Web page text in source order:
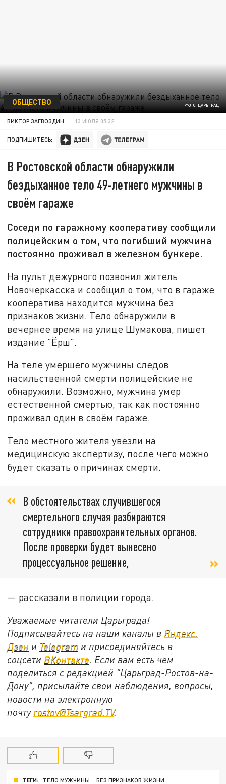
ФОТО: ЦАРЬГРАД
ОБЩЕСТВО
ВИКТОР ЗАГВОЗДИН 13 ИЮЛЯ 05:32
ПОДПИШИТЕСЬ:
В Ростовской области обнаружили
бездыханное тело 49-летнего мужчины в
своём гараже
Соседи по гаражному кооперативу сообщили
полицейским о том, что погибший мужчина
постоянно проживал в железном бункере.
На пульт дежурного позвонил житель
Новочеркасска и сообщил о том, что в гараже
кооператива находится мужчина без
признаков жизни. Тело обнаружили в
вечернее время на улице Шумакова, пишет
издание "Ёрш".
На теле умершего мужчины следов
насильственной смерти полицейские не
обнаружили. Возможно, мужчина умер
естественной смертью, так как постоянно
проживал один в своём гараже.
Тело местного жителя увезли на
медицинскую экспертизу, после чего можно
будет сказать о причинах смерти.
В обстоятельствах случившегося
смертельного случая разбираются
сотрудники правоохранительных органов.
После проверки будет вынесено
процессуальное решение,
— рассказали в полиции города.
Уважаемые читатели Царьграда!
Подписывайтесь на наши каналы вЯндекс.
Дзен и Telegram и присоединяйтесь в
соцсети ВКонтакте. Если вам есть чем
поделиться с редакцией "Царьград-Ростов-на-
Дону", присылайте свои наблюдения, вопросы,
новости на электронную
почту rostov@Tsargrad.ТV.
ТЕГИ: ТЕЛО МУЖЧИНЫ
БЕЗ ПРИЗНАКОВ ЖИЗНИ